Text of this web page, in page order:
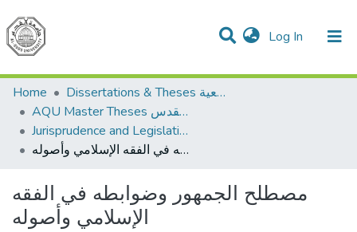
Log In (current)
Communities & Collections
All of DSpace
Home
Dissertations & Theses الرسائل الجامعية
AQU Master Theses الرسائل الجامعية الخاصة بجامعة القدس
Jurisprudence and Legislation الفقه والتشريع
مصطلح الجمهور وضوابطه في الفقه الإسلامي وأصوله
مصطلح الجمهور وضوابطه في الفقه
الإسلامي وأصوله